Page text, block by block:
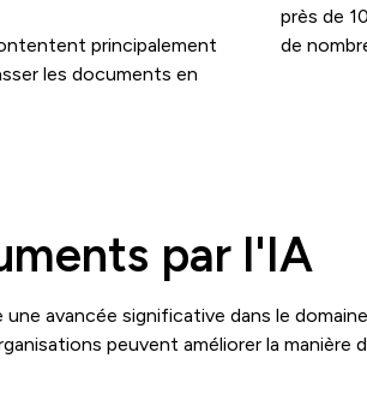
principalement
les documents en
près de
de
par l'IA
avancée significative dans le
peuvent améliorer la